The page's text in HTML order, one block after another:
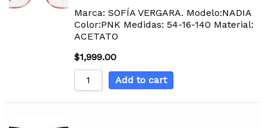
Marca: SOFÍA VERGARA. Modelo:NADIA
Color:PNK Medidas: 54-16-140 Material:
ACETATO
$1,999.00
Add to cart